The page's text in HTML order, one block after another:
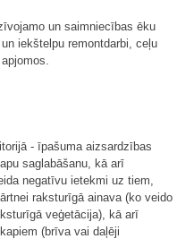
un saimniecības ēku
iekštelpu remontdarbi, ceļu
- īpašuma aizsardzības
saglabāšanu, kā arī
negatīvu ietekmi uz tiem,
raksturīgā ainava (ko veido
veģetācija), kā arī
(brīva vai daļēji